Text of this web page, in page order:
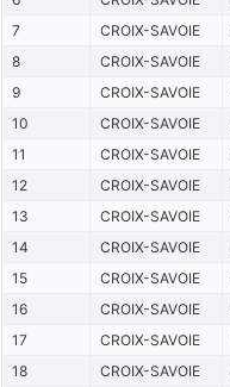
7
CROIX-SAVOIE
8
CROIX-SAVOIE
9
CROIX-SAVOIE
10
CROIX-SAVOIE
11
CROIX-SAVOIE
12
CROIX-SAVOIE
13
CROIX-SAVOIE
14
CROIX-SAVOIE
15
CROIX-SAVOIE
16
CROIX-SAVOIE
17
CROIX-SAVOIE
18
CROIX-SAVOIE